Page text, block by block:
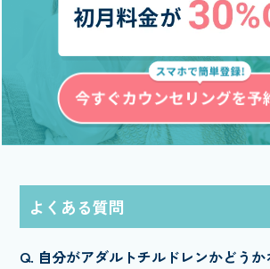
よくある質問
Q. 自分がアダルトチルドレンかどうか